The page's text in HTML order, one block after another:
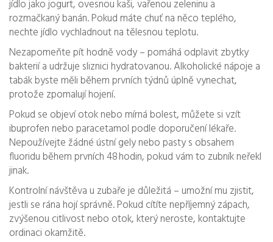
jídlo jako jogurt, ovesnou kaši, vařenou zeleninu a
rozmačkaný banán. Pokud máte chuť na něco teplého,
nechte jídlo vychladnout na tělesnou teplotu.
Nezapomeňte pít hodně vody – pomáhá odplavit zbytky
bakterií a udržuje sliznici hydratovanou. Alkoholické nápoje a
tabák byste měli během prvních týdnů úplně vynechat,
protože zpomalují hojení.
Pokud se objeví otok nebo mírná bolest, můžete si vzít
ibuprofen nebo paracetamol podle doporučení lékaře.
Nepoužívejte žádné ústní gely nebo pasty s obsahem
fluoridu během prvních 48 hodin, pokud vám to zubník neřekl
jinak.
Kontrolní návštěva u zubaře je důležitá – umožní mu zjistit,
jestli se rána hojí správně. Pokud cítíte nepříjemný zápach,
zvýšenou citlivost nebo otok, který neroste, kontaktujte
ordinaci okamžitě.